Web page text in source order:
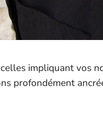
impliquant vos
profondément